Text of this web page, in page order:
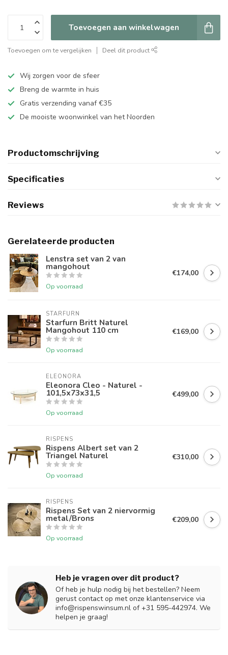
Toevoegen aan winkelwagen
Toevoegen om te vergelijken Deel dit product
Wij zorgen voor de sfeer
Breng de warmte in huis
Gratis verzending vanaf €35
De mooiste woonwinkel van het Noorden
Productomschrijving
Specificaties
Reviews
Gerelateerde producten
Lenstra set van 2 van
mangohout
Op voorraad
€174,00
STARFURN
Starfurn Britt Naturel
Mangohout 110 cm
Op voorraad
€169,00
ELEONORA
Eleonora Cleo - Naturel -
101,5x73x31,5
Op voorraad
€499,00
RISPENS
Rispens Albert set van 2
Triangel Naturel
Op voorraad
€310,00
RISPENS
Rispens Set van 2 niervormig
metal/Brons
Op voorraad
€209,00
Heb je vragen over dit product?
Of heb je hulp nodig bij het bestellen? Neem
gerust contact op met onze klantenservice via
info@rispenswinsum.nl of +31 595-442974. We
helpen je graag!